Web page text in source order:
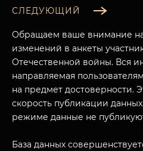
СЛЕДУЮЩИЙ
Обращаем ваше внимание
изменений в анкеты
Отечественной войны. Вся
направляемая
на предмет достоверности.
скорость публикации
режиме данные не
База данных